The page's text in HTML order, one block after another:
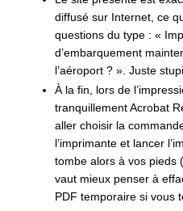
diffusé sur Internet, ce
questions du type : «
d’embarquement
l’aéroport ? ». Juste
À la fin, lors de
tranquillement Acrobat
aller choisir la
l’imprimante et lancer
tombe alors à vos pieds
vaut mieux penser à
PDF temporaire si vous